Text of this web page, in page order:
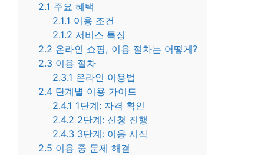
2.1 주요 혜택
2.1.1 이용 조건
2.1.2 서비스 특징
2.2 온라인 쇼핑, 이용 절차는 어떻게?
2.3 이용 절차
2.3.1 온라인 이용법
2.4 단계별 이용 가이드
2.4.1 1단계: 자격 확인
2.4.2 2단계: 신청 진행
2.4.3 3단계: 이용 시작
2.5 이용 중 문제 해결